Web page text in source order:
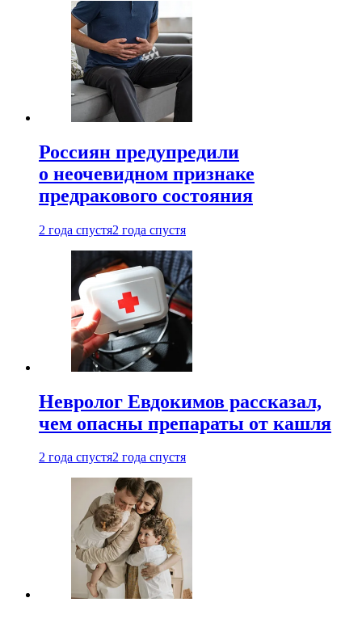
Россиян предупредили
о неочевидном признаке
предракового состояния
2 года спустя2 года спустя
Невролог Евдокимов рассказал,
чем опасны препараты от кашля
2 года спустя2 года спустя